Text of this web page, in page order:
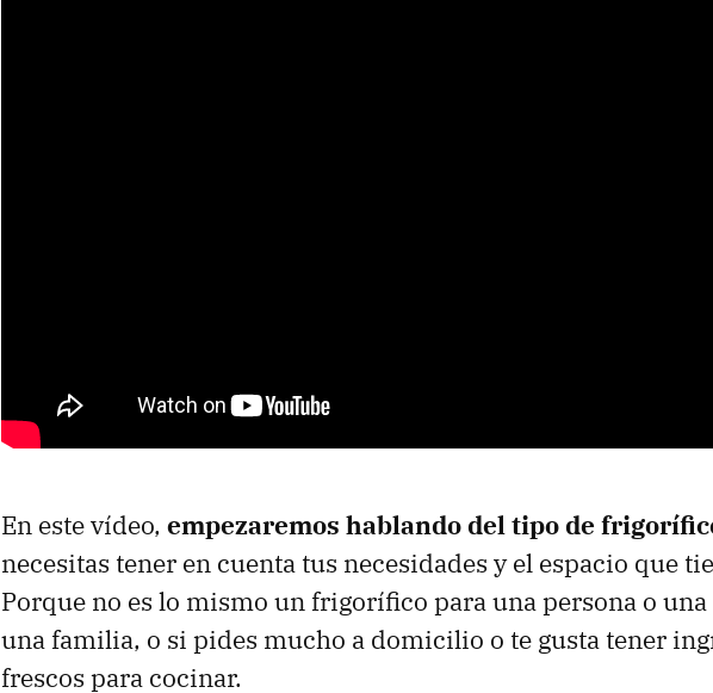
En este vídeo, empezaremos hablando del tipo de
necesitas tener en cuenta tus necesidades y el espacio que
Porque no es lo mismo un frigorífico para una persona o
una familia, o si pides mucho a domicilio o te gusta tener
frescos para cocinar.